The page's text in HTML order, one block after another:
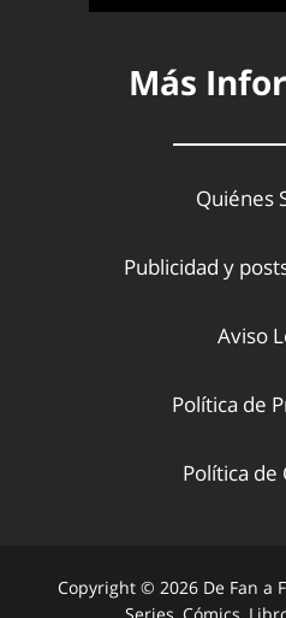
Más
Quiénes
Publicidad y
Aviso
Política de
Política de
Copyright © 2026 De Fan a